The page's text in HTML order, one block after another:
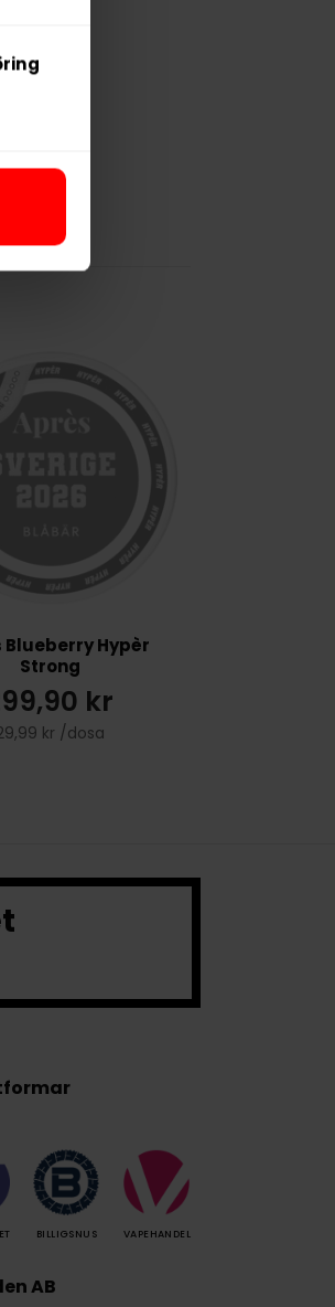
Blueberry Hypèr
Strong
kr
kr /dosa
BILLIGSNUS VAPEHANDEL
AB